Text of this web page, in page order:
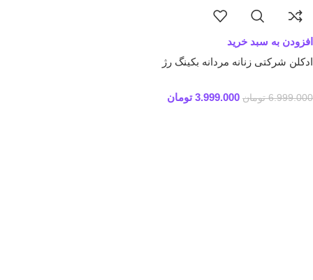
افزودن به سبد خرید
ادکلن شرکتی زنانه مردانه بکینگ رژ
6.999.000 تومان 3.999.000 تومان